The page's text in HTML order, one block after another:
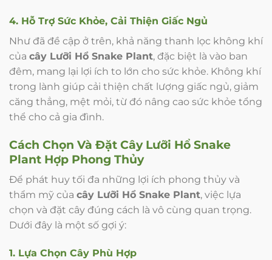
4. Hỗ Trợ Sức Khỏe, Cải Thiện Giấc Ngủ
Như đã đề cập ở trên, khả năng thanh lọc không khí
của cây Lưỡi Hổ Snake Plant, đặc biệt là vào ban
đêm, mang lại lợi ích to lớn cho sức khỏe. Không khí
trong lành giúp cải thiện chất lượng giấc ngủ, giảm
căng thẳng, mệt mỏi, từ đó nâng cao sức khỏe tổng
thể cho cả gia đình.
Cách Chọn Và Đặt Cây Lưỡi Hổ Snake
Plant Hợp Phong Thủy
Để phát huy tối đa những lợi ích phong thủy và
thẩm mỹ của cây Lưỡi Hổ Snake Plant, việc lựa
chọn và đặt cây đúng cách là vô cùng quan trọng.
Dưới đây là một số gợi ý:
1. Lựa Chọn Cây Phù Hợp